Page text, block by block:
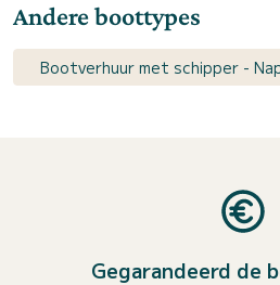
Andere boottypes
Bootverhuur met schipper -
Gegarandeerd de